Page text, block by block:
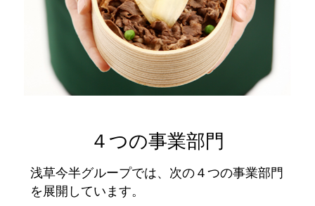
４つの事業部門
浅草今半グループでは、次の４つの事業部門
を展開しています。